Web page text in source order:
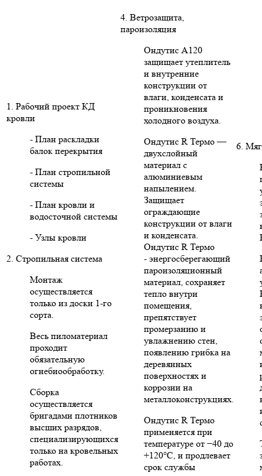
1. Рабочий проект КД
кровли
- План раскладки
балок перекрытия
- План стропильной
системы
- План кровли и
водосточной системы
- Узлы кровли
2. Стропильная система
Монтаж
осуществляется
только из доски 1-го
сорта.
Весь пиломатериал
проходит
обязательную
огнебиообработку.
Сборка
осуществляется
бригадами плотников
высших разрядов,
специализирующихся
только на кровельных
работах.
4. Ветрозащита,
пароизоляция
Ондутис А120
защищает утеплитель
и внутренние
конструкции от
влаги, конденсата и
проникновения
холодного воздуха.
Ондутис R Термо —
двухслойный
материал с
алюминиевым
напылением.
Защищает
ограждающие
конструкции от влаги
и конденсата.
Ондутис R Термо
- энергосберегающий
пароизоляционный
материал, сохраняет
тепло внутри
помещения,
препятствует
промерзанию и
увлажнению стен,
появлению грибка на
деревянных
поверхностях и
коррозии на
металлоконструкциях.
Ондутис R Термо
применяется при
температуре от −40 до
+120°C, и продлевает
срок службы
6.